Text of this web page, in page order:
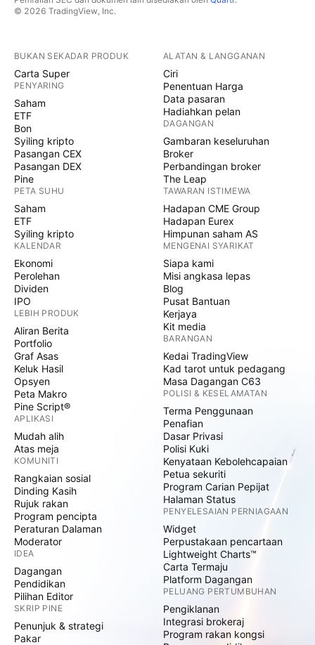
© 2026 TradingView, Inc.
BUKAN SEKADAR PRODUK
Carta Super
PENYARING
Saham
ETF
Bon
Syiling kripto
Pasangan CEX
Pasangan DEX
Pine
PETA SUHU
Saham
ETF
Syiling kripto
KALENDAR
Ekonomi
Perolehan
Dividen
IPO
LEBIH PRODUK
Aliran Berita
Portfolio
Graf Asas
Keluk Hasil
Opsyen
Peta Makro
Pine Script®
APLIKASI
Mudah alih
Atas meja
KOMUNITI
Rangkaian sosial
Dinding Kasih
Rujuk rakan
Program pencipta
Peraturan Dalaman
Moderator
IDEA
Dagangan
Pendidikan
Pilihan Editor
SKRIP PINE
Penunjuk & strategi
Pakar
ALATAN & LANGGANAN
Ciri
Penentuan Harga
Data pasaran
Hadiahkan pelan
DAGANGAN
Gambaran keseluruhan
Broker
Perbandingan broker
The Leap
TAWARAN ISTIMEWA
Hadapan CME Group
Hadapan Eurex
Himpunan saham AS
MENGENAI SYARIKAT
Siapa kami
Misi angkasa lepas
Blog
Pusat Bantuan
Kerjaya
Kit media
BARANGAN
Kedai TradingView
Kad tarot untuk pedagang
Masa Dagangan C63
POLISI & KESELAMATAN
Terma Penggunaan
Penafian
Dasar Privasi
Polisi Kuki
Kenyataan Kebolehcapaian
Petua sekuriti
Program Carian Pepijat
Halaman Status
PENYELESAIAN PERNIAGAAN
Widget
Perpustakaan pencartaan
Lightweight Charts™
Carta Termaju
Platform Dagangan
PELUANG PERTUMBUHAN
Pengiklanan
Integrasi brokeraj
Program rakan kongsi